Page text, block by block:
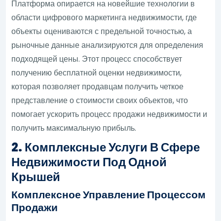
Платформа опирается на новейшие технологии в
области цифрового маркетинга недвижимости, где
объекты оцениваются с предельной точностью, а
рыночные данные анализируются для определения
подходящей цены. Этот процесс способствует
получению бесплатной оценки недвижимости,
которая позволяет продавцам получить четкое
представление о стоимости своих объектов, что
помогает ускорить процесс продажи недвижимости и
получить максимальную прибыль.
2. Комплексные Услуги В Сфере
Недвижимости Под Одной
Крышей
Комплексное Управление Процессом
Продажи